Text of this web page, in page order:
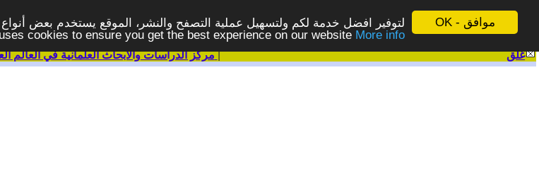
موافق - OK
لتوفير افضل خدمة لكم ولتسهيل عملية التصفح والنشر، الموقع يستخدم بعض
cookies to ensure you get the best experience on our website More info - المزيد
غلق |مركز الدراسات والابحاث العلمانية في العالم العربي